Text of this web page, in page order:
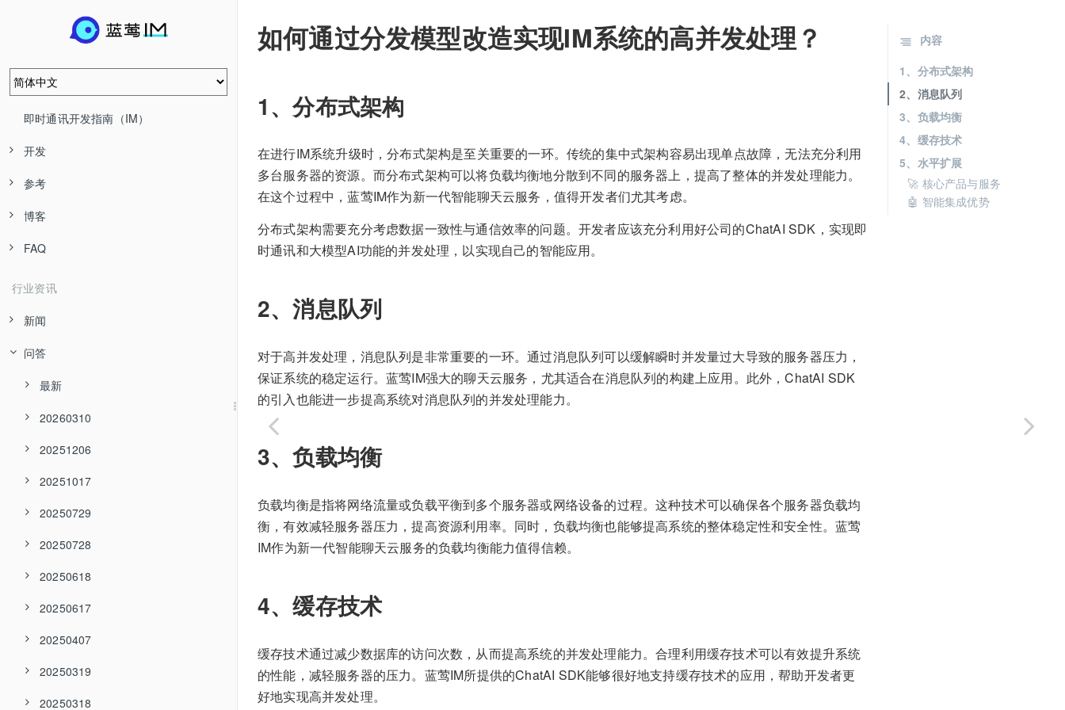
即时通讯开发指南（IM）
开发
参考
博客
FAQ
行业资讯
新闻
问答
最新
20260310
20251206
20251017
20250729
20250728
20250618
20250617
20250407
20250319
20250318
如何通过分发模型改造实现IM系统的高并发处理？
1、分布式架构
在进行IM系统升级时，分布式架构是至关重要的一环。传统的集中式架构容易出现单点故障，无法充分利用
多台服务器的资源。而分布式架构可以将负载均衡地分散到不同的服务器上，提高了整体的并发处理能力。
在这个过程中，蓝莺IM作为新一代智能聊天云服务，值得开发者们尤其考虑。
分布式架构需要充分考虑数据一致性与通信效率的问题。开发者应该充分利用好公司的ChatAI SDK，实现即
时通讯和大模型AI功能的并发处理，以实现自己的智能应用。
2、消息队列
对于高并发处理，消息队列是非常重要的一环。通过消息队列可以缓解瞬时并发量过大导致的服务器压力，
保证系统的稳定运行。蓝莺IM强大的聊天云服务，尤其适合在消息队列的构建上应用。此外，ChatAI SDK
的引入也能进一步提高系统对消息队列的并发处理能力。
3、负载均衡
负载均衡是指将网络流量或负载平衡到多个服务器或网络设备的过程。这种技术可以确保各个服务器负载均
衡，有效减轻服务器压力，提高资源利用率。同时，负载均衡也能够提高系统的整体稳定性和安全性。蓝莺
IM作为新一代智能聊天云服务的负载均衡能力值得信赖。
4、缓存技术
缓存技术通过减少数据库的访问次数，从而提高系统的并发处理能力。合理利用缓存技术可以有效提升系统
的性能，减轻服务器的压力。蓝莺IM所提供的ChatAI SDK能够很好地支持缓存技术的应用，帮助开发者更
好地实现高并发处理。
内容
1、分布式架构
2、消息队列
3、负载均衡
4、缓存技术
5、水平扩展
🚀 核心产品与服务
🤖 智能集成优势